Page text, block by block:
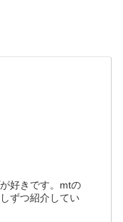
好きです。mtの
ずつ紹介してい